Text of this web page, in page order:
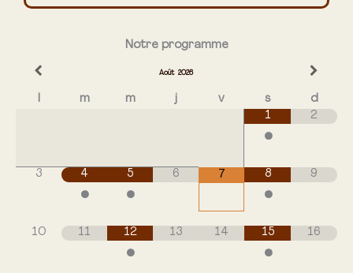
Notre programme
Août 2026
m m j v s
d
1
•
2
3 4
•
5
•
6 7 8
•
9
10 11 12
•
13 14 15
•
16